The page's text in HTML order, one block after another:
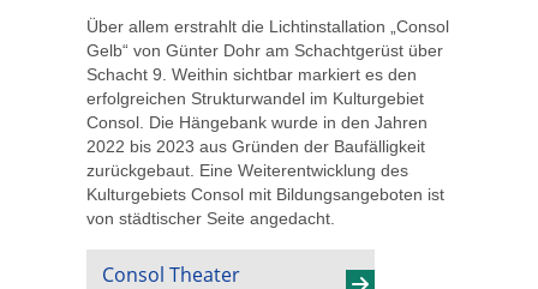
Über allem erstrahlt die Lichtinstallation „Consol
Gelb“ von Günter Dohr am Schachtgerüst über
Schacht 9. Weithin sichtbar markiert es den
erfolgreichen Strukturwandel im Kulturgebiet
Consol. Die Hängebank wurde in den Jahren
2022 bis 2023 aus Gründen der Baufälligkeit
zurückgebaut. Eine Weiterentwicklung des
Kulturgebiets Consol mit Bildungsangeboten ist
von städtischer Seite angedacht.
Consol Theater